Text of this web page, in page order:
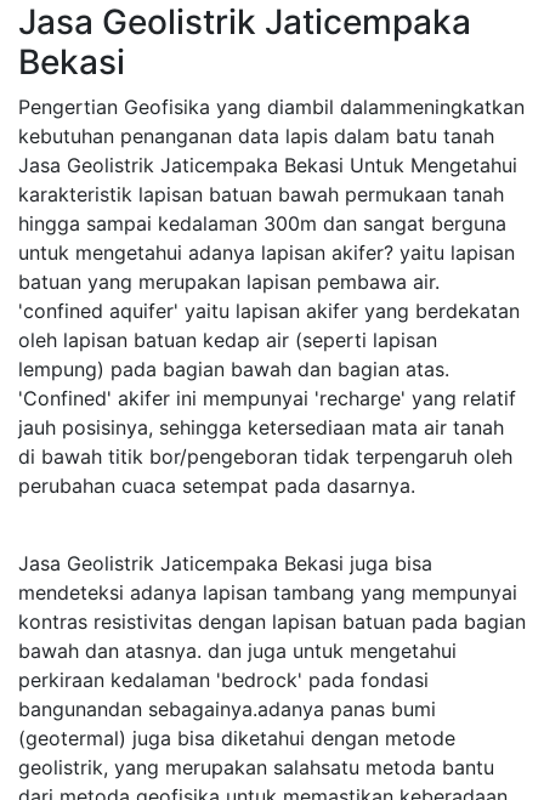
Jasa Geolistrik Jaticempaka
Bekasi
Pengertian Geofisika yang diambil dalammeningkatkan
kebutuhan penanganan data lapis dalam batu tanah
Jasa Geolistrik Jaticempaka Bekasi Untuk Mengetahui
karakteristik lapisan batuan bawah permukaan tanah
hingga sampai kedalaman 300m dan sangat berguna
untuk mengetahui adanya lapisan akifer? yaitu lapisan
batuan yang merupakan lapisan pembawa air.
'confined aquifer' yaitu lapisan akifer yang berdekatan
oleh lapisan batuan kedap air (seperti lapisan
lempung) pada bagian bawah dan bagian atas.
'Confined' akifer ini mempunyai 'recharge' yang relatif
jauh posisinya, sehingga ketersediaan mata air tanah
di bawah titik bor/pengeboran tidak terpengaruh oleh
perubahan cuaca setempat pada dasarnya.
Jasa Geolistrik Jaticempaka Bekasi juga bisa
mendeteksi adanya lapisan tambang yang mempunyai
kontras resistivitas dengan lapisan batuan pada bagian
bawah dan atasnya. dan juga untuk mengetahui
perkiraan kedalaman 'bedrock' pada fondasi
bangunandan sebagainya.adanya panas bumi
(geotermal) juga bisa diketahui dengan metode
geolistrik, yang merupakan salahsatu metoda bantu